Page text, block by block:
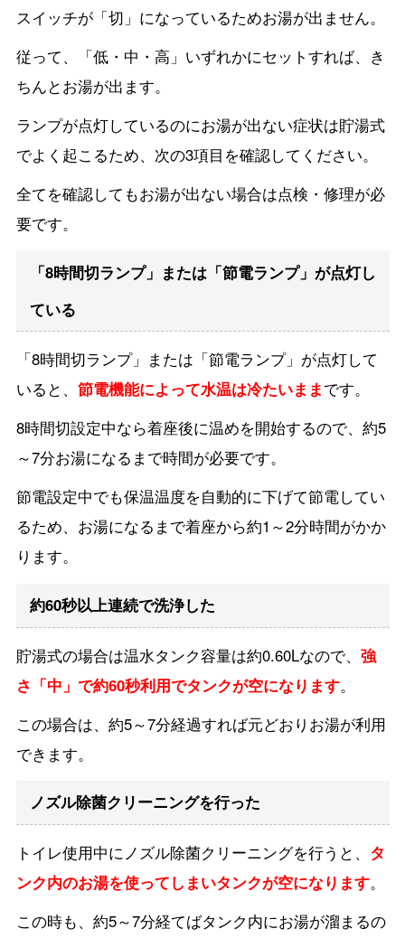
スイッチが「切」になっているためお湯が出ません。
従って、「低・中・高」いずれかにセットすれば、き
ちんとお湯が出ます。
ランプが点灯しているのにお湯が出ない症状は貯湯式
でよく起こるため、次の3項目を確認してください。
全てを確認してもお湯が出ない場合は点検・修理が必
要です。
「8時間切ランプ」または「節電ランプ」が点灯し
ている
「8時間切ランプ」または「節電ランプ」が点灯して
いると、 節電機能によって水温は冷たいままです。
8時間切設定中なら着座後に温めを開始するので、約5
～7分お湯になるまで時間が必要です。
節電設定中でも保温温度を自動的に下げて節電してい
るため、お湯になるまで着座から約1～2分時間がかか
ります。
約60秒以上連続で洗浄した
貯湯式の場合は温水タンク容量は約0.60Lなので、 強
さ「中」で約60秒利用でタンクが空になります。
この場合は、約5～7分経過すれば元どおりお湯が利用
できます。
ノズル除菌クリーニングを行った
トイレ使用中にノズル除菌クリーニングを行うと、 タ
ンク内のお湯を使ってしまいタンクが空になります。
この時も、約5～7分経てばタンク内にお湯が溜まるの